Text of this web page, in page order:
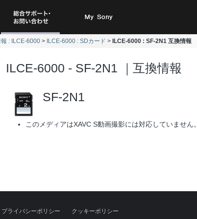
総合サポート・お
My Sony
: ILCE-6000 ILCE-6000 : SDカード ILCE-6000 : SF-2N1 互換情報
ILCE-6000 - SF-2N1 ｜互換情報
SF-2N1
このメディアはXAVC S動画撮影には対応していません。
プライバシーポリシー クッキーポリシー